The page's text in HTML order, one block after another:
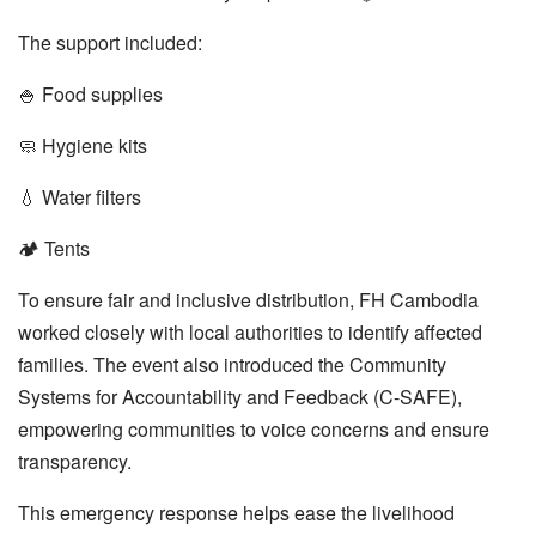
The support included:
🍚 Food supplies
🧼 Hygiene kits
💧 Water filters
🏕️ Tents
To ensure fair and inclusive distribution, FH Cambodia
worked closely with local authorities to identify affected
families. The event also introduced the Community
Systems for Accountability and Feedback (C-SAFE),
empowering communities to voice concerns and ensure
transparency.
This emergency response helps ease the livelihood